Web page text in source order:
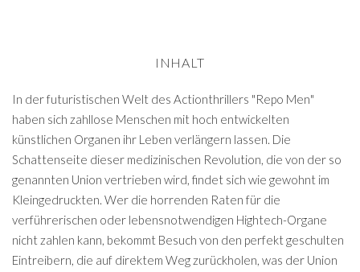
INHALT
In der futuristischen Welt des Actionthrillers "Repo Men"
haben sich zahllose Menschen mit hoch entwickelten
künstlichen Organen ihr Leben verlängern lassen. Die
Schattenseite dieser medizinischen Revolution, die von der so
genannten Union vertrieben wird, findet sich wie gewohnt im
Kleingedruckten. Wer die horrenden Raten für die
verführerischen oder lebensnotwendigen Hightech-Organe
nicht zahlen kann, bekommt Besuch von den perfekt geschulten
Eintreibern, die auf direktem Weg zurückholen, was der Union